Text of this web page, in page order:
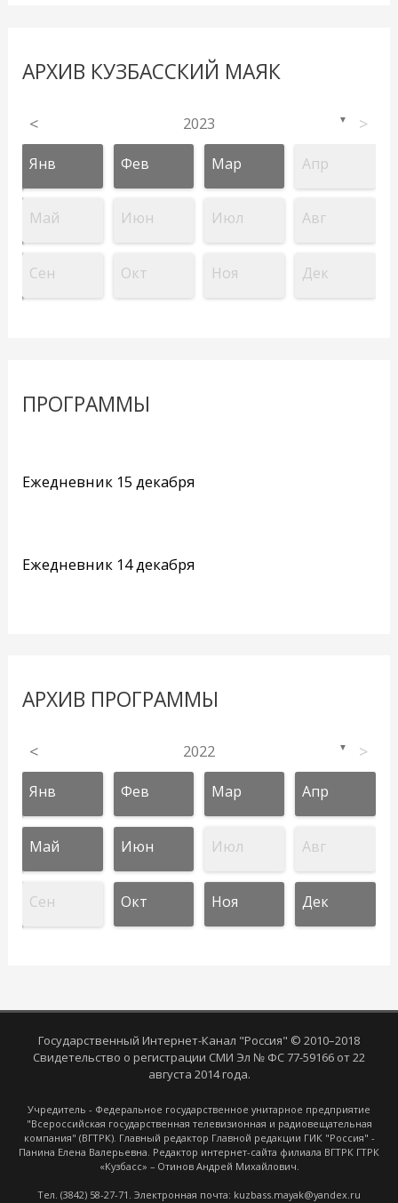
АРХИВ КУЗБАССКИЙ МАЯК
< 2023 ▼ >
Янв Фев Мар Апр
Май Июн Июл Авг
Сен Окт Ноя Дек
ПРОГРАММЫ
Ежедневник 15 декабря
Ежедневник 14 декабря
АРХИВ ПРОГРАММЫ
< 2022 ▼ >
Янв Фев Мар Апр
Май Июн Июл Авг
Сен Окт Ноя Дек
Государственный Интернет-Канал "Россия" © 2010–2018
Свидетельство о регистрации СМИ Эл № ФС 77-59166 от 22
августа 2014 года.
Учредитель - Федеральное государственное унитарное предприятие
"Всероссийская государственная телевизионная и радиовещательная
компания" (ВГТРК). Главный редактор Главной редакции ГИК "Россия" -
Панина Елена Валерьевна. Редактор интернет-сайта филиала ВГТРК ГТРК
«Кузбасс» – Отинов Андрей Михайлович.
Тел. (3842) 58-27-71. Электронная почта: kuzbass.mayak@yandex.ru